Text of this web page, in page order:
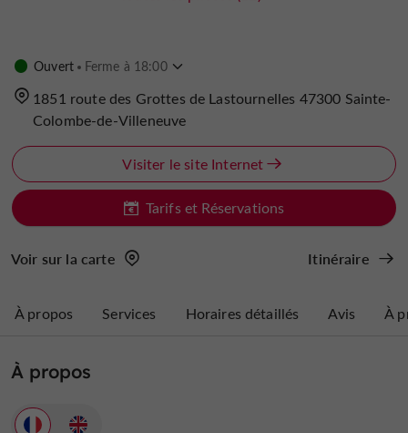
Ouvert Ferme à 18:00
1851 route des Grottes de Lastournelles 47300 Sainte-
Colombe-de-Villeneuve
Visiter le site Internet
Tarifs et Réservations
Voir sur la carte Itinéraire
À propos Services Horaires détaillés Avis À
À propos